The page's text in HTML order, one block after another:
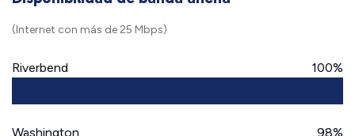
(Internet con más de 25 Mbps)
Riverbend 100%
Washington 98%